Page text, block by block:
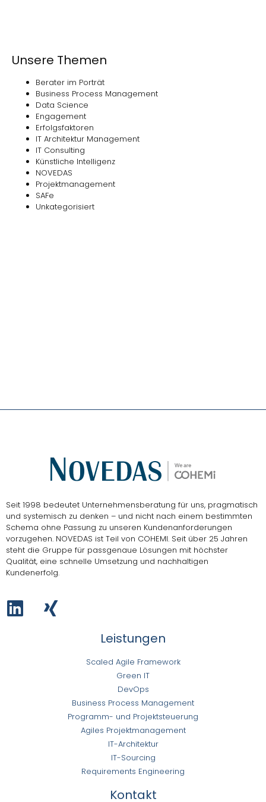
Unsere Themen
Berater im Porträt
Business Process Management
Data Science
Engagement
Erfolgsfaktoren
IT Architektur Management
IT Consulting
Künstliche Intelligenz
NOVEDAS
Projektmanagement
SAFe
Unkategorisiert
Seit 1998 bedeutet Unternehmensberatung für uns, pragmatisch
und systemisch zu denken – und nicht nach einem bestimmten
Schema ohne Passung zu unseren Kundenanforderungen
vorzugehen. NOVEDAS ist Teil von COHEMI. Seit über 25 Jahren
steht die Gruppe für passgenaue Lösungen mit höchster
Qualität, eine schnelle Umsetzung und nachhaltigen
Kundenerfolg.
Leistungen
Scaled Agile Framework
Green IT
DevOps
Business Process Management
Programm- und Projektsteuerung
Agiles Projektmanagement
IT-Architektur
IT-Sourcing
Requirements Engineering
Kontakt